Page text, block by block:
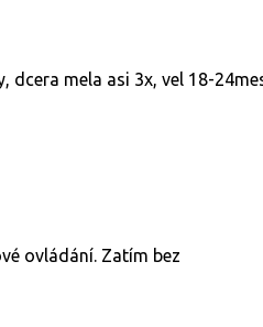
mela asi 3x, vel 18-
ovládání. Zatím bez